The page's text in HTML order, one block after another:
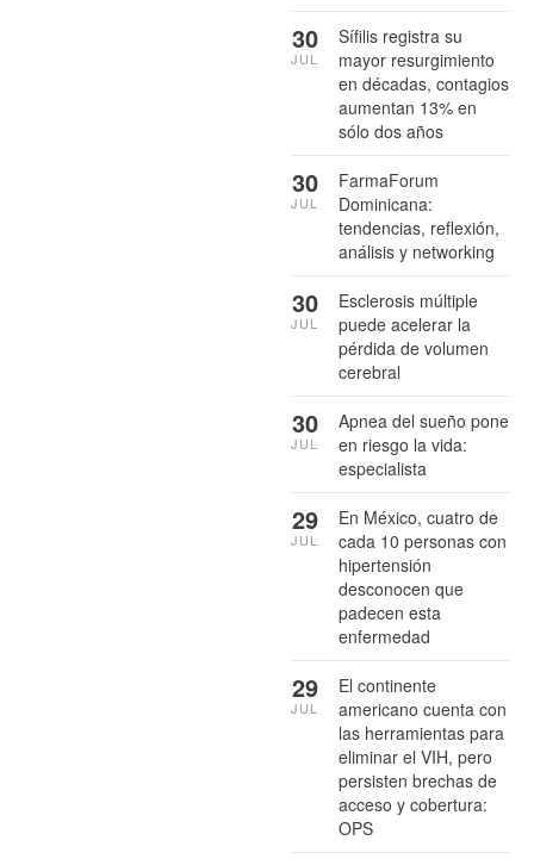
Sífilis registra su
mayor resurgimiento
en décadas, contagios
aumentan 13% en
sólo dos años
30
JUL
FarmaForum
Dominicana:
tendencias, reflexión,
análisis y networking
30
JUL
Esclerosis múltiple
puede acelerar la
pérdida de volumen
cerebral
30
JUL
Apnea del sueño pone
en riesgo la vida:
especialista
30
JUL
En México, cuatro de
cada 10 personas con
hipertensión
desconocen que
padecen esta
enfermedad
29
JUL
El continente
americano cuenta con
las herramientas para
eliminar el VIH, pero
persisten brechas de
acceso y cobertura:
OPS
29
JUL